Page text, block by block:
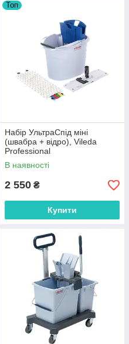
Топ
Набір УльтраСпід міні
(швабра + відро), Vileda
Professional
В наявності
2 550 ₴
Купити